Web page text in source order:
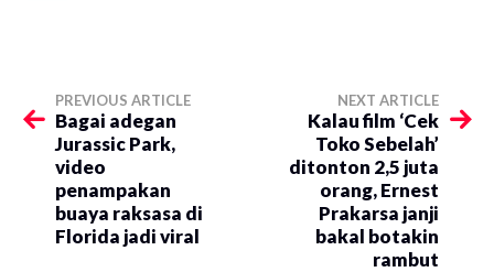
PREVIOUS ARTICLE
Bagai adegan
Jurassic Park,
video
penampakan
buaya raksasa di
Florida jadi viral
NEXT ARTICLE
Kalau film ‘Cek
Toko Sebelah’
ditonton 2,5 juta
orang, Ernest
Prakarsa janji
bakal botakin
rambut